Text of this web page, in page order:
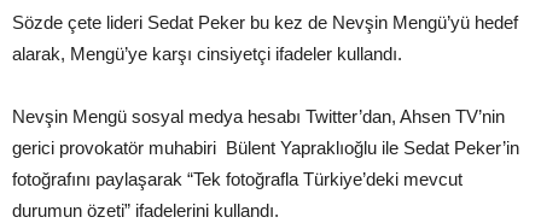
Sözde çete lideri Sedat Peker bu kez de Nevşin Mengü’yü hedef
alarak, Mengü’ye karşı cinsiyetçi ifadeler kullandı.
Nevşin Mengü sosyal medya hesabı Twitter’dan, Ahsen TV’nin
gerici provokatör muhabiri Bülent Yapraklıoğlu ile Sedat Peker’in
fotoğrafını paylaşarak “Tek fotoğrafla Türkiye’deki mevcut
durumun özeti” ifadelerini kullandı.